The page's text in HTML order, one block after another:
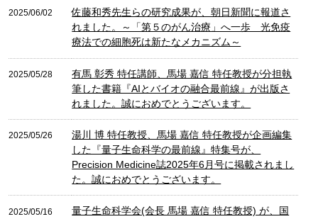
2025/06/02
佐藤和秀先生らの研究成果が、朝日新聞に報道さ
れました。～「第５のがん治療」へ一歩 光免疫
療法での細胞死は新たなメカニズム～
2025/05/28
有馬 彰秀 特任講師、馬場 嘉信 特任教授が分担執
筆した書籍『AIとバイオの融合最前線』が出版さ
れました。誠におめでとうございます。
2025/05/26
湯川 博 特任教授、馬場 嘉信 特任教授が企画編集
した『量子生命科学の最前線』特集号が、
Precision Medicine誌2025年6月号に掲載されまし
た。誠におめでとうございます。
2025/05/16
量子生命科学会(会長 馬場 嘉信 特任教授) が、国